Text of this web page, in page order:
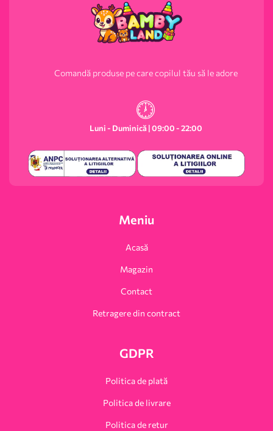
Comandă produse pe care copilul tău să le adore
Luni - Duminică | 09:00 - 22:00
Meniu
Acasă
Magazin
Contact
Retragere din contract
GDPR
Politica de plată
Politica de livrare
Politica de retur